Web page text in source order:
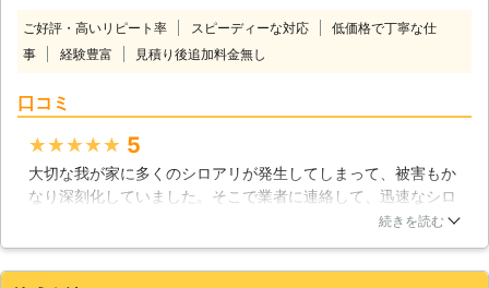
ブリからダニまで、幅広く対応してお
ります。 害虫トラブルでお悩みのさ
っております】 害虫の中でも特に不
人気なのがシロアリです。ゴキブリな
ですので、壁だろうが柱だろうが何で
も食べてしまうのです。これほどまで
に厄介な害虫はいないでしょう。だか
ご好評・高いリピート率 スピーディーな対応
低価格で丁寧な仕
事
経験豊富 見積り後追加料金無し
口コミ
★★★★★ 5
大切な我が家に多くのシロアリが発生してしまって、被害もか
なり深刻化していました。そこで業者に連絡して、迅速なシロ
アリ駆除を実施してもらう事ができたので非常に満足していま
続きを読む